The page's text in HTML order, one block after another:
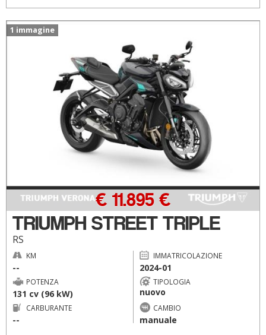
1 immagine
TRIUMPH STREET TRIPLE
RS
€ 11.895 €
KM
--
IMMATRICOLAZIONE
2024-01
POTENZA
131 cv (96 kW)
TIPOLOGIA
nuovo
CARBURANTE
--
CAMBIO
manuale